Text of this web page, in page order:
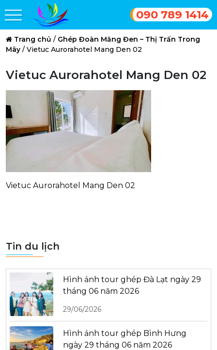
090 789 1414
Trang chủ / Ghép Đoàn Măng Đen – Thị Trấn Trong
Mây / Vietuc Aurorahotel Mang Den 02
Vietuc Aurorahotel Mang Den 02
Vietuc Aurorahotel Mang Den 02
Tin du lịch
Hình ảnh tour ghép Đà Lạt ngày 29
tháng 06 năm 2026
29/06/2026
Hình ảnh tour ghép Bình Hưng
ngày 29 tháng 06 năm 2026